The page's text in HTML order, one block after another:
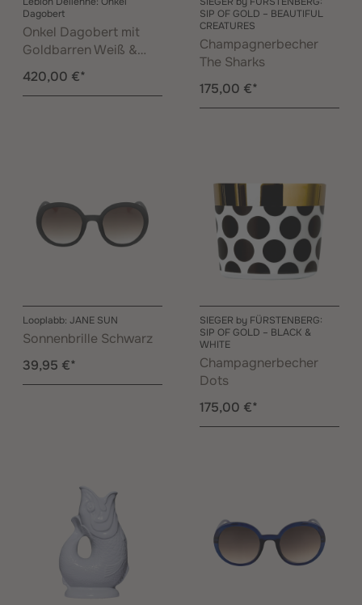
Dagobert
Onkel Dagobert mit
Goldbarren Weiß &
Gold 30 cm
420,00 €*
SIP OF GOLD – BEAUTIFUL
CREATURES
Champagnerbecher
The Sharks
175,00 €*
Looplabb: JANE SUN
Sonnenbrille Schwarz
39,95 €*
SIEGER by FÜRSTENBERG:
SIP OF GOLD – BLACK &
WHITE
Champagnerbecher
Dots
175,00 €*